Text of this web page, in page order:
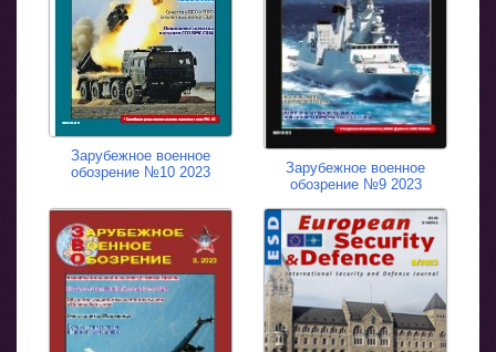
Зарубежное военное
обозрение №10 2023
Зарубежное военное
обозрение №9 2023